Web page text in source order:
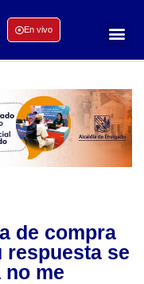
En vivo
de compra
se
me